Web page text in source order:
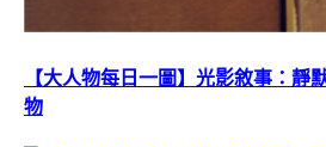
【大人物每日一圖】光影敘事：靜
物